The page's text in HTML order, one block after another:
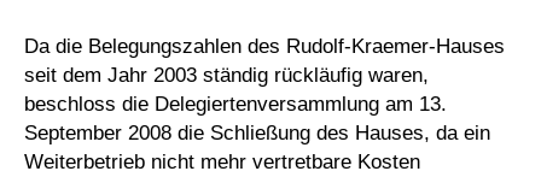
Da die Belegungszahlen des Rudolf-Kraemer-Hauses
seit dem Jahr 2003 ständig rückläufig waren,
beschloss die Delegiertenversammlung am 13.
September 2008 die Schließung des Hauses, da ein
Weiterbetrieb nicht mehr vertretbare Kosten